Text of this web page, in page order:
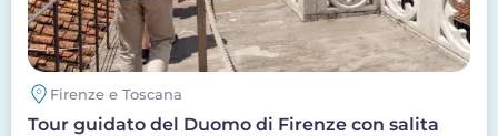
Firenze e Toscana
Tour guidato del Duomo di Firenze con salita